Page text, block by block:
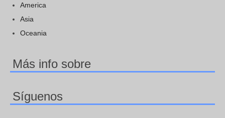
America
Asia
Oceania
Más info sobre
Síguenos